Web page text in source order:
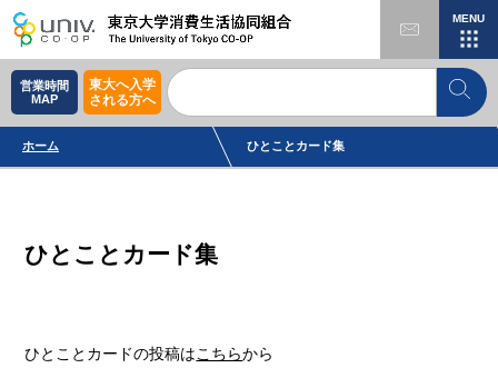
MENU
営業時間
MAP
東大へ入学
される方へ
ホーム ひとことカード集
ひとことカード集
ひとことカードの投稿はこちらから